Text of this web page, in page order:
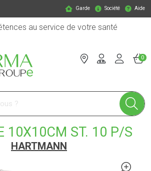
Garde Société Aide
au service de votre santé
pharmacie en ligne à votre service
0
10X10CM ST. 10 P/S
HARTMANN